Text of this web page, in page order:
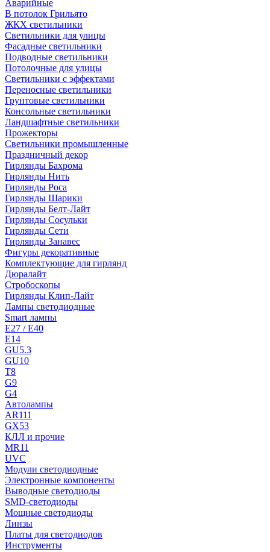
Аварийные
В потолок Грильято
ЖКХ светильники
Светильники для улицы
Фасадные светильники
Подводные светильники
Потолочные для улицы
Светильники с эффектами
Переносные светильники
Грунтовые светильники
Консольные светильники
Ландшафтные светильники
Прожекторы
Светильники промышленные
Праздничный декор
Гирлянды Бахрома
Гирлянды Нить
Гирлянды Роса
Гирлянды Шарики
Гирлянды Белт-Лайт
Гирлянды Сосульки
Гирлянды Сети
Гирлянды Занавес
Фигуры декоративные
Комплектующие для гирлянд
Дюралайт
Стробоскопы
Гирлянды Клип-Лайт
Лампы светодиодные
Smart лампы
E27 / E40
E14
GU5.3
GU10
T8
G9
G4
Автолампы
AR111
GX53
КЛЛ и прочие
MR11
UVC
Модули светодиодные
Электронные компоненты
Выводные светодиоды
SMD-светодиоды
Мощные светодиоды
Линзы
Платы для светодиодов
Инструменты